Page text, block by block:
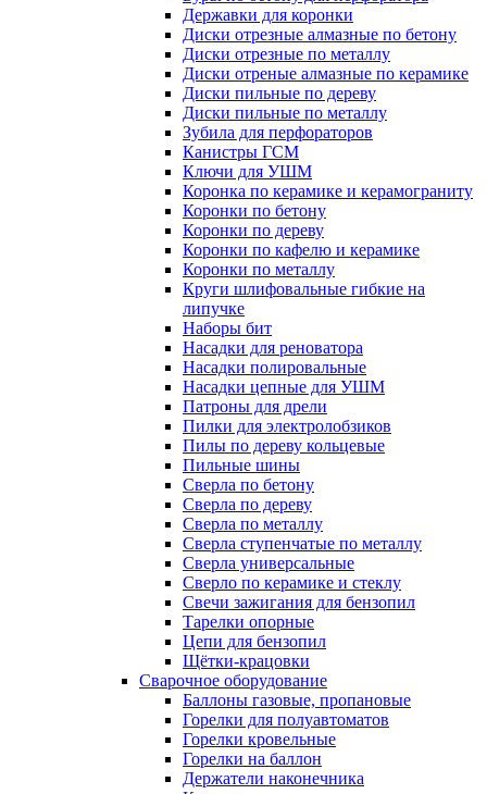
Державки для коронки
Диски отрезные алмазные по бетону
Диски отрезные по металлу
Диски отреные алмазные по керамике
Диски пильные по дереву
Диски пильные по металлу
Зубила для перфораторов
Канистры ГСМ
Ключи для УШМ
Коронка по керамике и керамограниту
Коронки по бетону
Коронки по дереву
Коронки по кафелю и керамике
Коронки по металлу
Круги шлифовальные гибкие на
липучке
Наборы бит
Насадки для реноватора
Насадки полировальные
Насадки цепные для УШМ
Патроны для дрели
Пилки для электролобзиков
Пилы по дереву кольцевые
Пильные шины
Сверла по бетону
Сверла по дереву
Сверла по металлу
Сверла ступенчатые по металлу
Сверла универсальные
Сверло по керамике и стеклу
Свечи зажигания для бензопил
Тарелки опорные
Цепи для бензопил
Щётки-крацовки
Сварочное оборудование
Баллоны газовые, пропановые
Горелки для полуавтоматов
Горелки кровельные
Горелки на баллон
Держатели наконечника